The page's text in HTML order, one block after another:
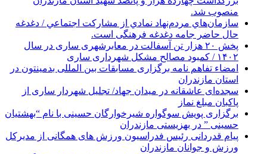
منصوب شد.
سازمان‌هاي مردم‌نهاد نمادي از مشاركت اجتماعي / دغدغه
حال حاضر جامه دغدغه فرهنگی است.
پخش ۲۰ هزار تن آسفالت در معابرشهری ساری در سال
۱۴۰۲ / کمبود مصالح مشکل شهرداری ساری
امضاء تفاهم نامه برگزاری مسابقات بین المللی بدمینتون در
استان مازندران
سجده‌ای عاشقانه در میدان جهاد/ تجلیل شهردار ساری از
پاکبان مبلغ نماز
برگزاری پویش سوگواره شیرخوارگان حسینی با نام “بهشتیان
حسینی ” در بهزیستی مازندران
پیام قدردانی رئیس فدراسیون ورزش های همگانی از مدیرکل
ورزش و جوانان مازندران